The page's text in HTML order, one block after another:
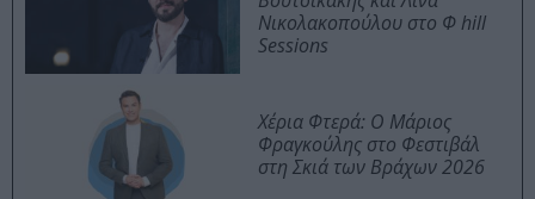
Νικολακοπούλου στο Φ hill
Sessions
Χέρια Φτερά: Ο Μάριος
Φραγκούλης στο Φεστιβάλ
στη Σκιά των Βράχων 2026